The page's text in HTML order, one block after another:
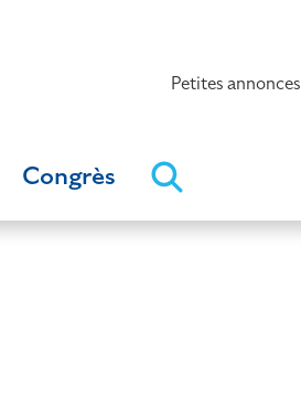
Petites annonces
Congrès